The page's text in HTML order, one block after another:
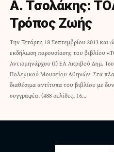
Α. Τσολάκης:
Τρόπος Ζωής
Την Τετάρτη 18 Σεπτεμβρίου 2013 και
εκδήλωση παρουσίασης του βιβλίου
Αντισμηνάρχου (Ι) ΕΑ Ακριβού Δημ.
Πολεμικού Μουσείου Αθηνών. Στα
διαθέσιμα αντίτυπα του βιβλίου με
συγγραφέα. (488 σελίδες, 16…